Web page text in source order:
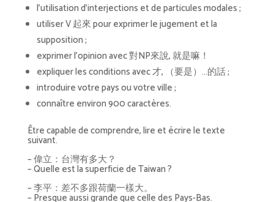
l’utilisation d’interjections et de particules modales ;
utiliser V 起來 pour exprimer le jugement et la
supposition ;
exprimer l’opinion avec 對NP來說, 就是嘛！
expliquer les conditions avec 才, （要是）…的話 ;
introduire votre pays ou votre ville ;
connaître environ 900 caractères.
Être capable de comprendre, lire et écrire le texte
suivant.
– 偉立：台灣有多大？
– Quelle est la superficie de Taiwan ?
– 李平：差不多跟荷蘭一樣大。
– Presque aussi grande que celle des Pays-Bas.